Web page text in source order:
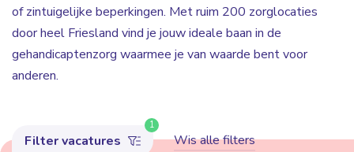
of zintuigelijke beperkingen. Met ruim 200 zorglocaties
door heel Friesland vind je jouw ideale baan in de
gehandicaptenzorg waarmee je van waarde bent voor
anderen.
Filter vacatures
1
Wis alle filters